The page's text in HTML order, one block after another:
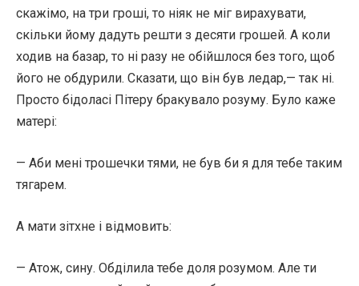
скажімо, на три гроші, то ніяк не міг вирахувати,
скільки йому дадуть решти з десяти грошей. А коли
ходив на базар, то ні разу не обійшлося без того, щоб
його не обдурили. Сказати, що він був ледар,— так ні.
Просто бідоласі Пітеру бракувало розуму. Було каже
матері:
— Аби мені трошечки тями, не був би я для тебе таким
тягарем.
А мати зітхне і відмовить:
— Атож, сину. Обділила тебе доля розумом. Але ти